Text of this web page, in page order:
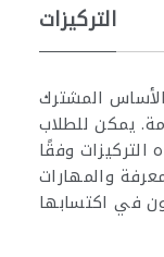
التركيزات
المشترك
يمكن للطلاب
وفقًا
والمهارات